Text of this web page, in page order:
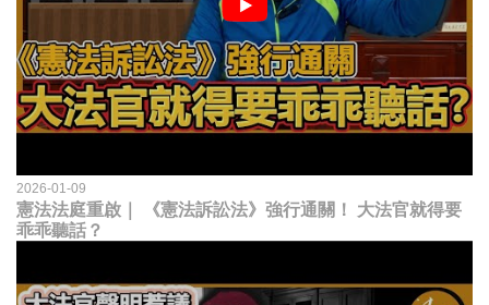
2026-01-09
憲法法庭重啟｜ 《憲法訴訟法》強行通關！ 大法官就得要
乖乖聽話？